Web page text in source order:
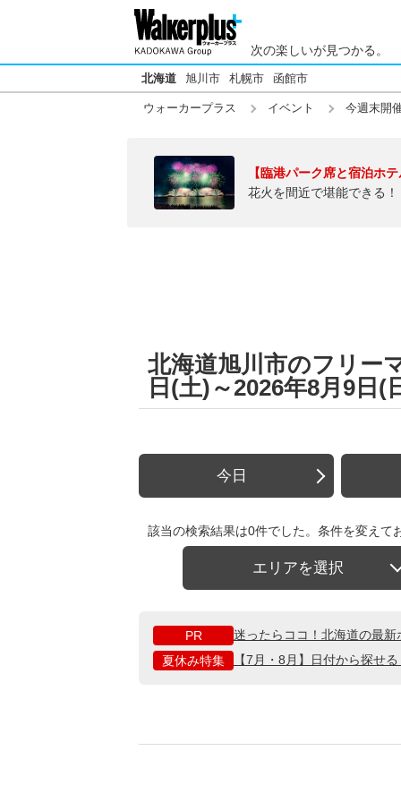
次の楽しいが見つかる。
北海道 旭川市 札幌市 函館市
ウォーカープラス イベント 今週末開
【臨港パーク席と宿泊ホ
花火を間近で堪能できる
北海道旭川市のフリー
日(土)～2026年8月9日
今日
該当の検索結果は0件でした。条件を変えて
エリアを選択
PR
迷ったらココ！北海道の最
夏休み特集
【7月・8月】日付から探せ